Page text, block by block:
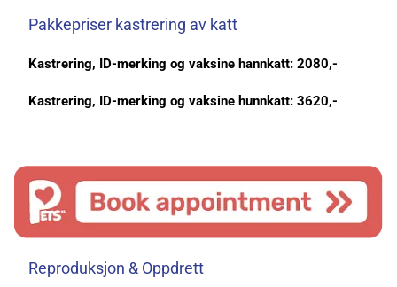
Pakkepriser kastrering av katt
Kastrering, ID-merking og vaksine hannkatt: 2080,-
Kastrering, ID-merking og vaksine hunnkatt: 3620,-
Reproduksjon & Oppdrett